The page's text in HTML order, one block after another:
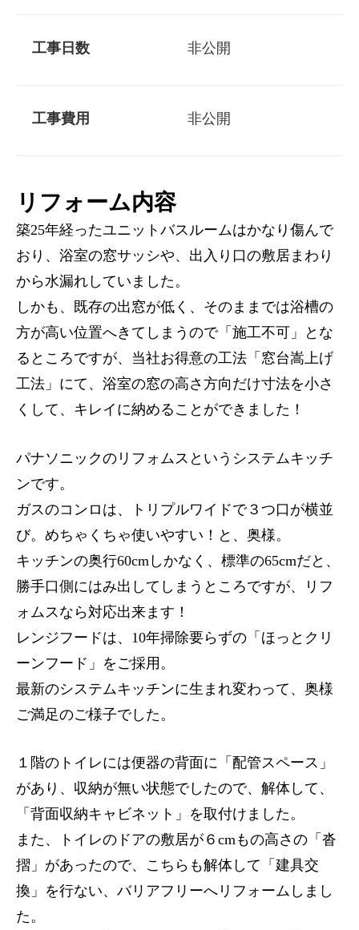
工事日数 非公開
工事費用 非公開
リフォーム内容
築25年経ったユニットバスルームはかなり傷んで
おり、浴室の窓サッシや、出入り口の敷居まわり
から水漏れしていました。
しかも、既存の出窓が低く、そのままでは浴槽の
方が高い位置へきてしまうので「施工不可」とな
るところですが、当社お得意の工法「窓台嵩上げ
工法」にて、浴室の窓の高さ方向だけ寸法を小さ
くして、キレイに納めることができました！
パナソニックのリフォムスというシステムキッチ
ンです。
ガスのコンロは、トリプルワイドで３つ口が横並
び。めちゃくちゃ使いやすい！と、奥様。
キッチンの奥行60cmしかなく、標準の65cmだと、
勝手口側にはみ出してしまうところですが、リフ
ォムスなら対応出来ます！
レンジフードは、10年掃除要らずの「ほっとクリ
ーンフード」をご採用。
最新のシステムキッチンに生まれ変わって、奥様
ご満足のご様子でした。
１階のトイレには便器の背面に「配管スペース」
があり、収納が無い状態でしたので、解体して、
「背面収納キャビネット」を取付けました。
また、トイレのドアの敷居が６cmもの高さの「沓
摺」があったので、こちらも解体して「建具交
換」を行ない、バリアフリーへリフォームしまし
た。